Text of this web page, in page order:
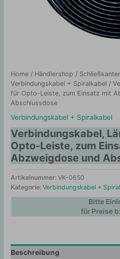
Home / Händlershop /
Verbindungskabel + Spiralkabel /
für Opto-Leiste, zum Einsatz mit
Abschlussdose
Verbindungskabel + Spiralkabel
Verbindungskabel,
Opto-Leiste, zum
Abzweigdose und
Artikelnummer:VK-0650
Kategorie:Verbindungskabel +
Bitte
für Preise
Beschreibung